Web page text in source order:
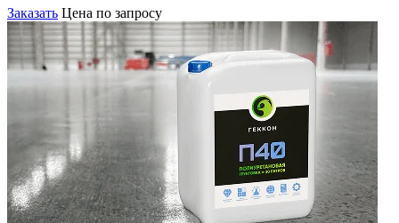
Заказать Цена по запросу